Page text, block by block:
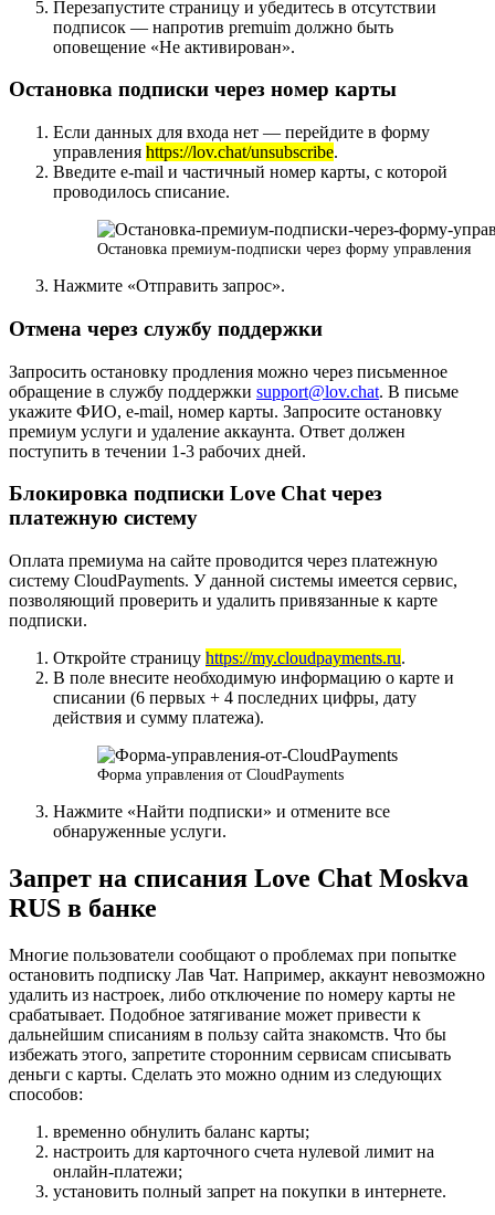
Перезапустите страницу и убедитесь в отсутствии
подписок — напротив premuim должно быть
оповещение «Не активирован».
Остановка подписки через номер карты
Если данных для входа нет — перейдите в форму
управления https://lov.chat/unsubscribe.
Введите e-mail и частичный номер карты, с которой
проводилось списание.
Остановка премиум-подписки через форму управления
Нажмите «Отправить запрос».
Отмена через службу поддержки
Запросить остановку продления можно через письменное
обращение в службу поддержки support@lov.chat. В письме
укажите ФИО, e-mail, номер карты. Запросите остановку
премиум услуги и удаление аккаунта. Ответ должен
поступить в течении 1-3 рабочих дней.
Блокировка подписки Love Chat через
платежную систему
Оплата премиума на сайте проводится через платежную
систему CloudPayments. У данной системы имеется сервис,
позволяющий проверить и удалить привязанные к карте
подписки.
Откройте страницу https://my.cloudpayments.ru.
В поле внесите необходимую информацию о карте и
списании (6 первых + 4 последних цифры, дату
действия и сумму платежа).
Форма управления от CloudPayments
Нажмите «Найти подписки» и отмените все
обнаруженные услуги.
Запрет на списания Love Chat Moskva
RUS в банке
Многие пользователи сообщают о проблемах при попытке
остановить подписку Лав Чат. Например, аккаунт невозможно
удалить из настроек, либо отключение по номеру карты не
срабатывает. Подобное затягивание может привести к
дальнейшим списаниям в пользу сайта знакомств. Что бы
избежать этого, запретите сторонним сервисам списывать
деньги с карты. Сделать это можно одним из следующих
способов:
временно обнулить баланс карты;
настроить для карточного счета нулевой лимит на
онлайн-платежи;
установить полный запрет на покупки в интернете.